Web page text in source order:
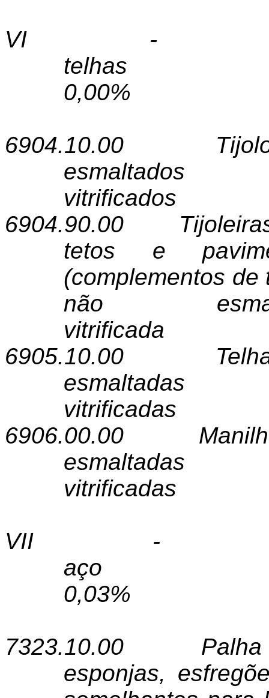
VI -
telhas
0,00%
6904.10.00
vitrificados
6904.90.00
tetos e
(complementos
não
vitrificada
6905.10.00
vitrificadas
6906.00.00
vitrificadas
VII -
aço
0,03%
7323.10.00
esponjas,